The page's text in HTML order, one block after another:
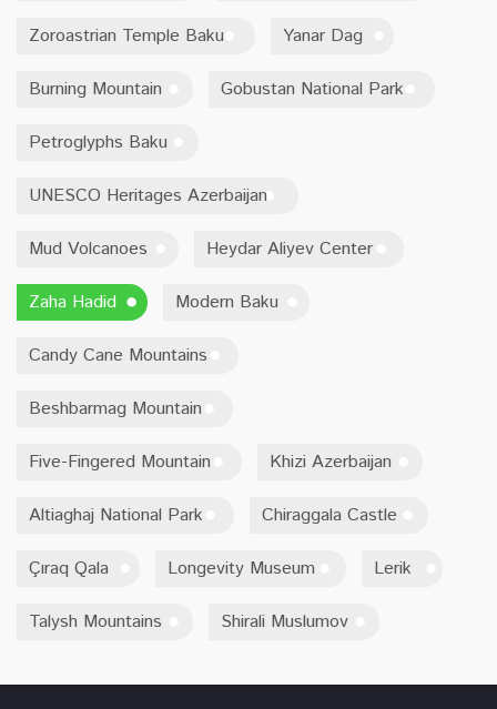
Zoroastrian Temple Baku Yanar Dag
Burning Mountain Gobustan National Park
Petroglyphs Baku
UNESCO Heritages Azerbaijan
Mud Volcanoes Heydar Aliyev Center
Zaha Hadid Modern Baku
Candy Cane Mountains
Beshbarmag Mountain
Five-Fingered Mountain Khizi Azerbaijan
Altiaghaj National Park Chiraggala Castle
Çıraq Qala Longevity Museum Lerik
Talysh Mountains Shirali Muslumov